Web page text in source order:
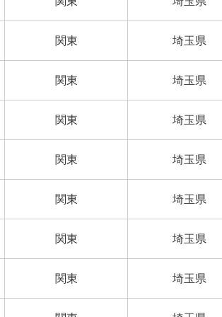
関東 埼玉県
関東 埼玉県
関東 埼玉県
関東 埼玉県
関東 埼玉県
関東 埼玉県
関東 埼玉県